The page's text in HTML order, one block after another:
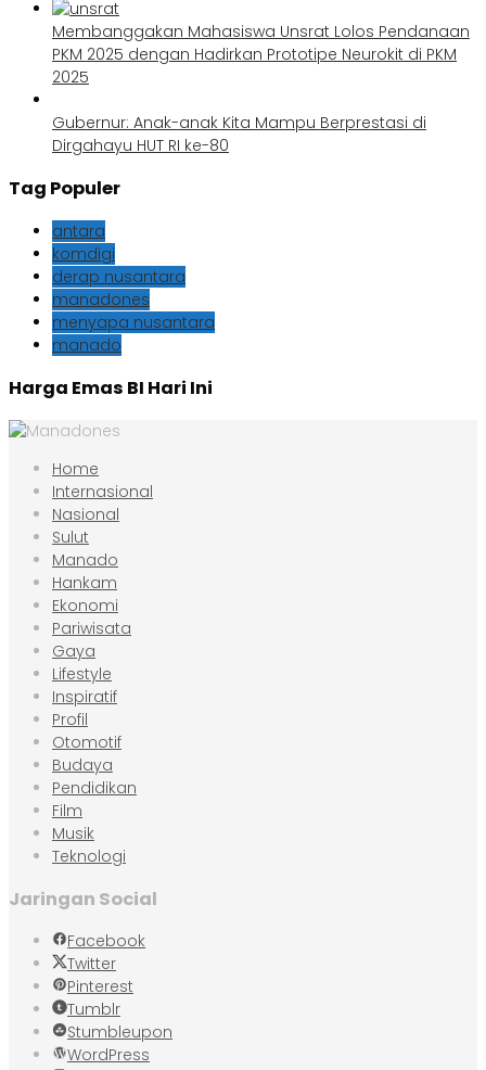
Membanggakan Mahasiswa Unsrat Lolos Pendanaan
PKM 2025 dengan Hadirkan Prototipe Neurokit di PKM
2025
Gubernur: Anak-anak Kita Mampu Berprestasi di
Dirgahayu HUT RI ke-80
Tag Populer
antara
komdigi
derap nusantara
manadones
menyapa nusantara
manado
Harga Emas BI Hari Ini
Home
Internasional
Nasional
Sulut
Manado
Hankam
Ekonomi
Pariwisata
Gaya
Lifestyle
Inspiratif
Profil
Otomotif
Budaya
Pendidikan
Film
Musik
Teknologi
Jaringan Social
Facebook
Twitter
Pinterest
Tumblr
Stumbleupon
WordPress